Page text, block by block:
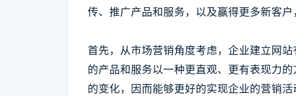
传、推广产品和服务，以及赢得更多新客户
首先，从市场营销角度考虑，企业建立网
的产品和服务以一种更直观、更有表现力
的变化，因而能够更好的实现企业的营销